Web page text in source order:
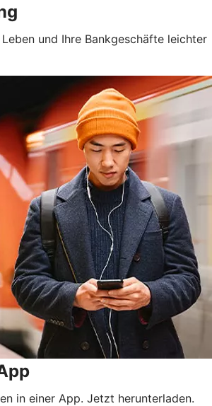
und Ihre Bankgeschäfte leichter
in einer App. Jetzt herunterladen.